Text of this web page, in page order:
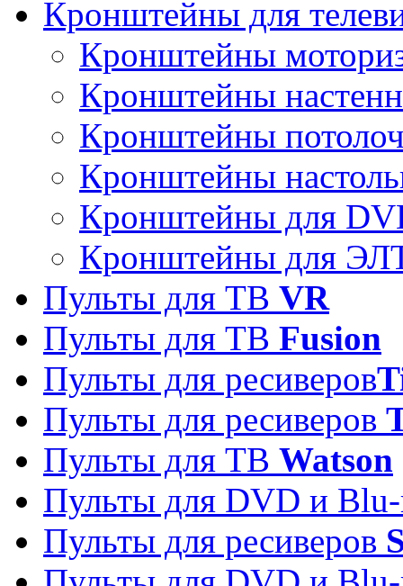
Кронштейны для
Кронштейны
Кронштейны
Кронштейны
Кронштейны
Кронштейны для
Кронштейны для
Пульты для ТВ VR
Пульты для ТВ Fusion
Пульты для ресиверов
Пульты для ресиверов
Пульты для ТВ Watson
Пульты для DVD и
Пульты для ресиверов